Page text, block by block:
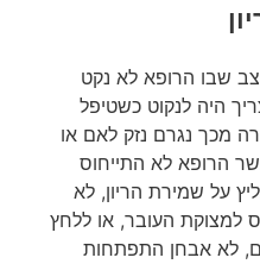
שבו הרופא לא נקט
היה לנקוט כשטיפל
מכך נגרם נזק לאם או
הרופא לא התייחוס
על שמירת הריון, לא
למצוקת העובר, או ללחץ
לא אבחן התפתחות